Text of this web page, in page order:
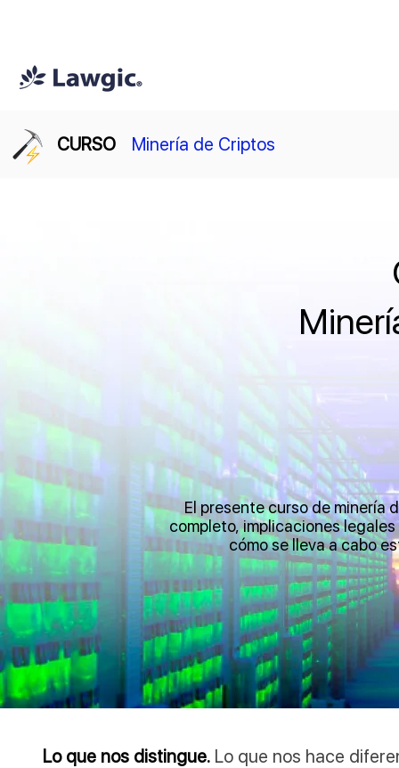
CURSO Minería de Criptos
El presente curso de minería
completo, implicaciones
cómo se lleva a cabo
Lo que nos distingue. Lo que nos hace